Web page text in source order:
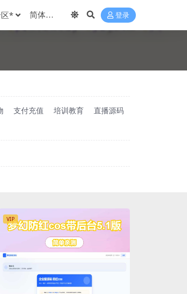
* 登录
支付充值 培训教育
直播源码
VIP